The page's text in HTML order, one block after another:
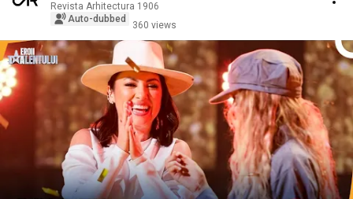
Revista Arhitectura 1906
Auto-dubbed
360 views